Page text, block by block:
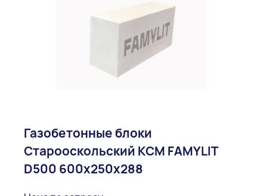
Газобетонные блоки
Старооскольский КСМ FAMYLIT
D500 600x250x288